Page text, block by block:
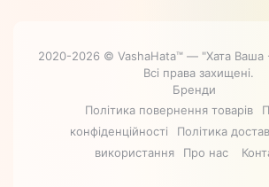
2020-2026 © VashaHata™ — "Хата Ваша
Всі права захищені.
Бренди
Політика повернення товарів
конфіденційності
Політика
використання
Про нас